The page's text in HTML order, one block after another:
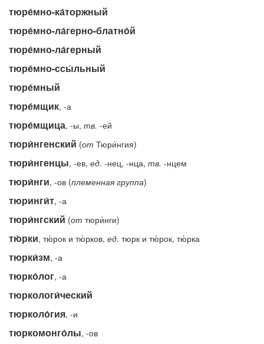
тюре́мно-ка́торжный
тюре́мно-ла́герно-блатно́й
тюре́мно-ла́герный
тюре́мно-ссы́льный
тюре́мный
тюре́мщик, -а
тюре́мщица, -ы, тв. -ей
тюри́нгенский (от Тюри́нгия)
тюри́нгенцы, -ев, ед. -нец, -нца, тв. -нцем
тюри́нги, -ов (племенная группа)
тюринги́т, -а
тюри́нгский (от тюри́нги)
тю́рки, тю́рок и тю́рков, ед. тюрк и тю́рок, тю́рка
тюрки́зм, -а
тюрко́лог, -а
тюркологи́ческий
тюрколо́гия, -и
тюркомонго́лы, -ов